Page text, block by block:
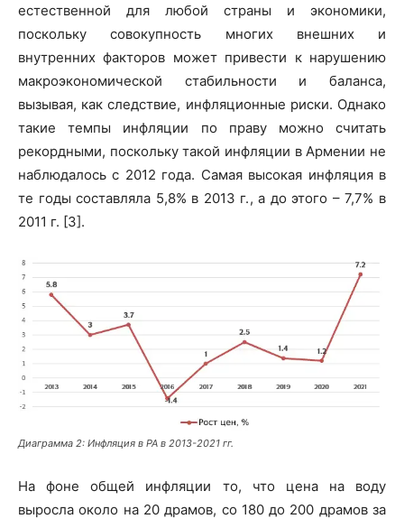
естественной для любой страны и экономики,
поскольку совокупность многих внешних и
внутренних факторов может привести к нарушению
макроэкономической стабильности и баланса,
вызывая, как следствие, инфляционные риски. Однако
такие темпы инфляции по праву можно считать
рекордными, поскольку такой инфляции в Армении не
наблюдалось с 2012 года. Самая высокая инфляция в
те годы составляла 5,8% в 2013 г., а до этого – 7,7% в
2011 г. [3].
Диаграмма 2: Инфляция в РА в 2013-2021 гг.
На фоне общей инфляции то, что цена на воду
выросла около на 20 драмов, со 180 до 200 драмов за